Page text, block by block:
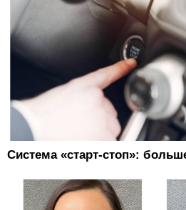
Система «старт-стоп»: